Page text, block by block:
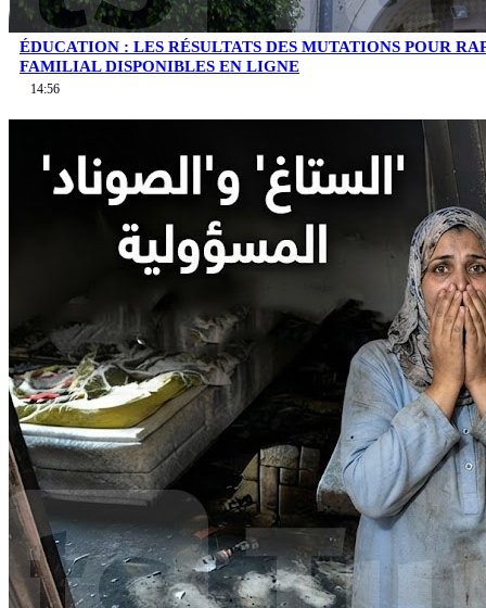
ÉDUCATION : LES RÉSULTATS DES MUTATIONS POUR
FAMILIAL DISPONIBLES EN LIGNE
14:56